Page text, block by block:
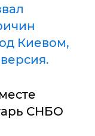
Киевом,
СНБО